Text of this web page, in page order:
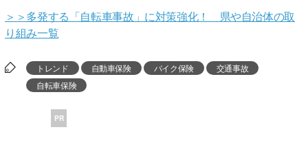
＞＞多発する「自転車事故」に対策強化！ 県や自治体の取
り組み一覧
トレンド 自動車保険 バイク保険
交通事故
自転車保険
PR